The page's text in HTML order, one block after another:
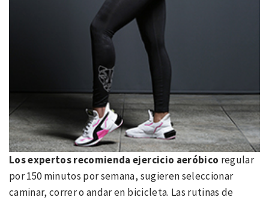
Los expertos recomienda ejercicio aeróbico regular
por 150 minutos por semana, sugieren seleccionar
caminar, correr o andar en bicicleta. Las rutinas de